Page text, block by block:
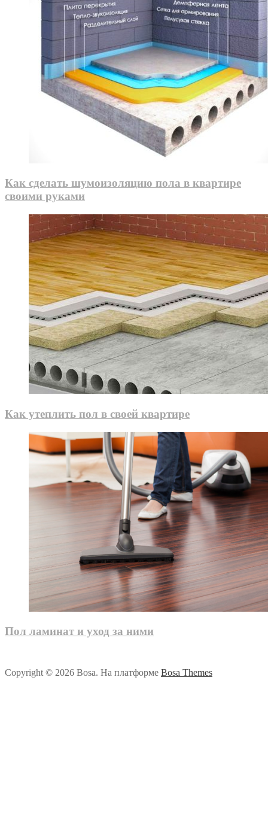
Как сделать шумоизоляцию пола в квартире
своими руками
Как утеплить пол в своей квартире
Пол ламинат и уход за ними
Copyright © 2026 Bosa. На платформе Bosa Themes